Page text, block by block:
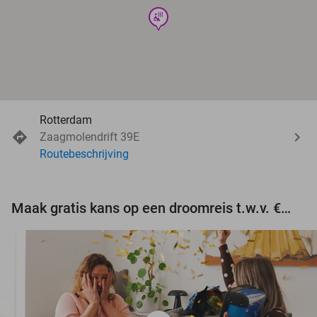
wellness
Rotterdam
Zaagmolendrift 39E
Routebeschrijving
Maak gratis kans op een droomreis t.w.v. €3.000!